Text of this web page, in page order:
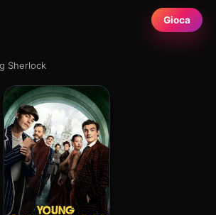
Gioca
Sherlock